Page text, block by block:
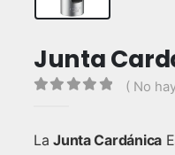
Junta
( No
LaJunta Cardánica